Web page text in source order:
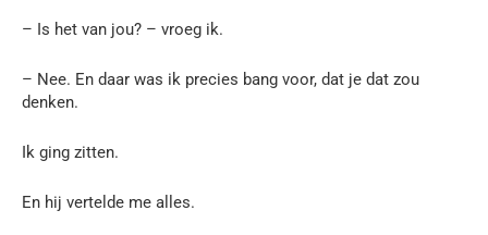
– Is het van jou? – vroeg ik.
– Nee. En daar was ik precies bang voor, dat je dat zou
denken.
Ik ging zitten.
En hij vertelde me alles.